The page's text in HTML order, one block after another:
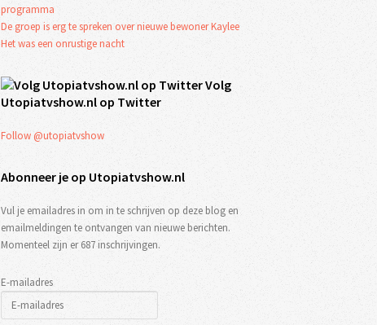
programma
De groep is erg te spreken over nieuwe bewoner Kaylee
Het was een onrustige nacht
Volg
Utopiatvshow.nl op Twitter
Follow @utopiatvshow
Abonneer je op Utopiatvshow.nl
Vul je emailadres in om in te schrijven op deze blog en
emailmeldingen te ontvangen van nieuwe berichten.
Momenteel zijn er 687 inschrijvingen.
E-mailadres